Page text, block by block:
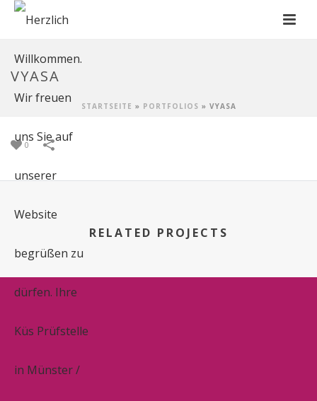
VYASA
STARTSEITE » PORTFOLIOS » VYASA
0
RELATED PROJECTS